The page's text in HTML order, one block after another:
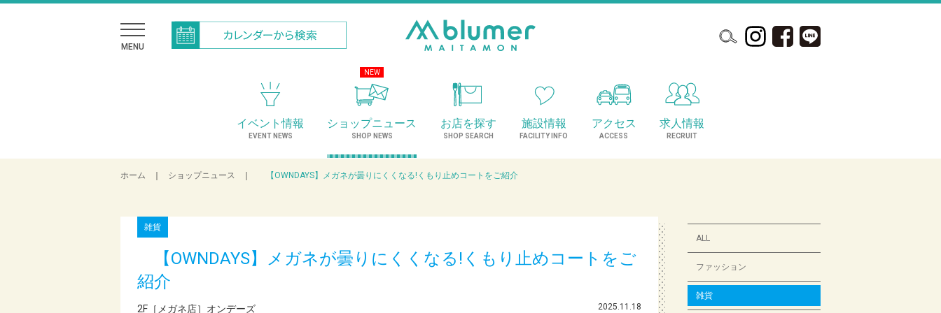
MENU
イベント情報
EVENT NEWS
NEW
ショップニュース
SHOP NEWS
お店を探す
SHOP SEARCH
施設情報
FACILITY INFO
アクセス
ACCESS
求人情報
RECRUIT
ホーム ショップニュース 【OWNDAYS】メガネが曇りにくくなる!くもり止めコートをご紹介
雑貨
【OWNDAYS】メガネが曇りにくくなる!くもり止めコートをご
紹介
2F［メガネ店］オンデーズ 2025.11.18
ALL
ファッション
雑貨